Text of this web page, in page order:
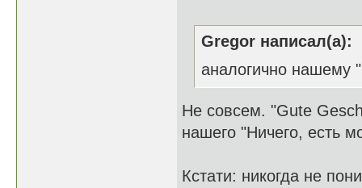
Gregor написал(а):
аналогично нашему
Не совсем. "Gute
нашего "Ничего, есть
Кстати: никогда не